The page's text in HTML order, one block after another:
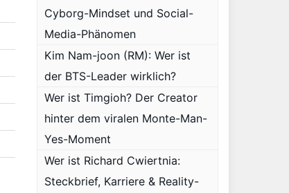
Cyborg-Mindset und Social-
Media-Phänomen
Kim Nam-joon (RM): Wer ist
der BTS-Leader wirklich?
Wer ist Timgioh? Der Creator
hinter dem viralen Monte-Man-
Yes-Moment
Wer ist Richard Cwiertnia:
Steckbrief, Karriere & Reality-